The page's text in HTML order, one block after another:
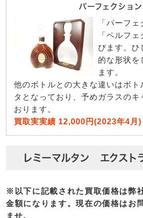
パーフェクション
「パーフ
「ペルフ
びます。ひ
的な形状を
ます。
他のボトルとの大きな違いはボト
タとなっており、予めガラスのキ
おります。
買取実実績 12,000円(2023年4月)
レミーマルタン エクス
※以下に記載された買取価格は弊
金額になります。現在の価格はお
ませ。